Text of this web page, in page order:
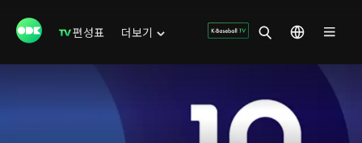
편성표 더보기